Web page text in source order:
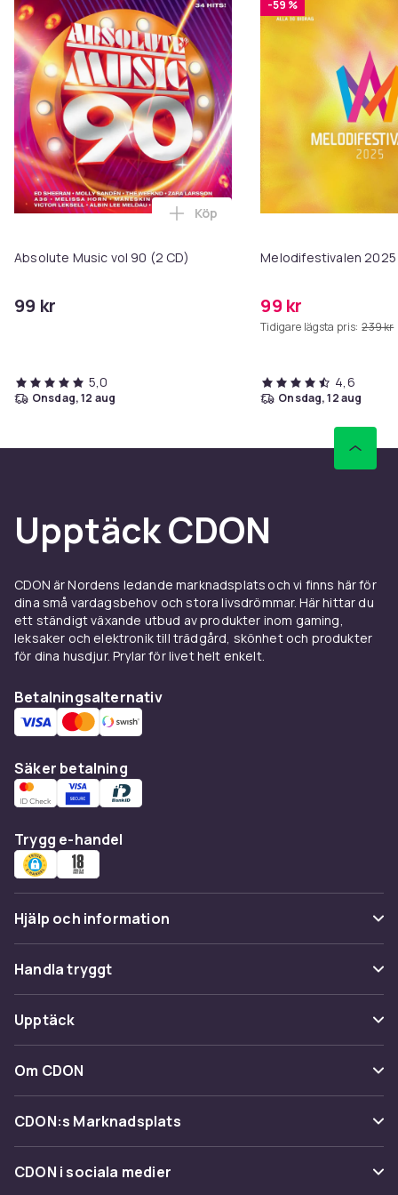
Distributör: UNI
Label: Universal Music
Streckkod: 0199957333658
SKU: 267958
Artikel.nr.
dcfb2851-637d-53d0-aadf-96029557de96
Produktsäkerhetsinformation
Absolute Music vol 90 (2 CD)
99 kr
Lägg till Absolute Music vol 90
Köp
5,0
onsdag, 12 aug
-59 %
Melodifestivalen 2025
99 kr
Tidigare lägsta pris: 239 kr
4,6
onsdag, 12 aug
Upptäck CDON
CDON är Nordens ledande marknadsplats och vi finns här för
dina små vardagsbehov och stora livsdrömmar. Här hittar du
ett ständigt växande utbud av produkter inom gaming,
leksaker och elektronik till trädgård, skönhet och produkter
för dina husdjur. Prylar för livet helt enkelt.
Betalningsalternativ
Säker betalning
Trygg e-handel
Hjälp och information
Vanliga frågor
Spåra paket
Ångra & Returnera här
Kundservice
Handla tryggt
Betalning
Leverans
Återkallelser
Upptäck
Kategorier
Varumärken
Shopit.se
Om CDON
Om oss
Kundrecensioner
CDON:s Marknadsplats
Sälj på CDON
CDON i sociala medier